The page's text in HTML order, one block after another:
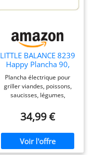
LITTLE BALANCE 8239
Happy Plancha 90,
Plancha électrique 8-
10 personnes, Plaque
XXL anti-adhésive,
Tout aliment, 2000W,
Plancha électrique pour
griller viandes, poissons,
saucisses, légumes,
d'aliments sans aucune
matière grasse - A
pour des moments
conviviaux entre amis ou en
34,99 €